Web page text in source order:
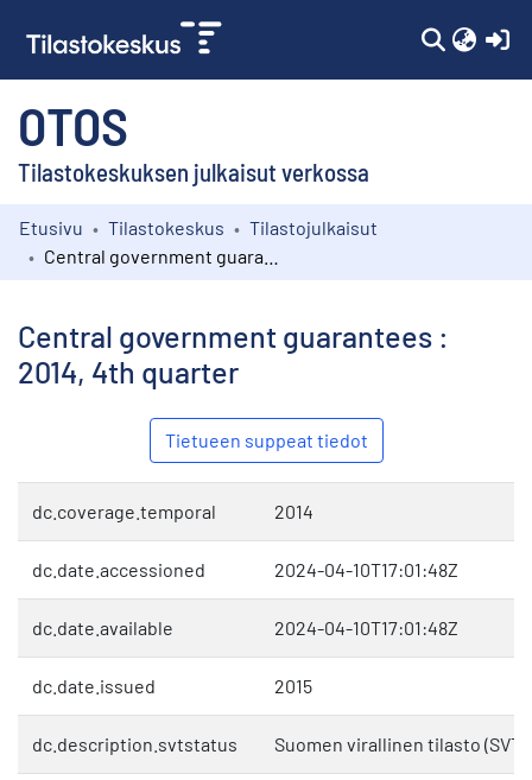
OTOS
Tilastokeskuksen julkaisut verkossa
Kokoelmat
Etusivu Tilastokeskus
Tilastojulkaisut
Central government guarantees :
2014, 4th quarter
Tietueen suppeat tiedot
dc.coverage.temporal 2014
dc.date.accessioned 2024-04-10T17:01:48Z
dc.date.available 2024-04-10T17:01:48Z
dc.date.issued 2015
dc.description.svtstatus Suomen virallinen tilasto (SVT)